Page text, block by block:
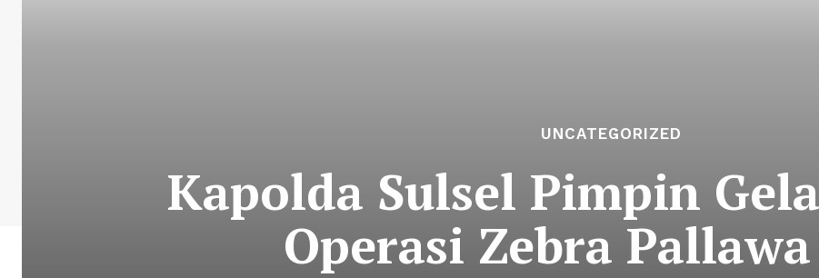
UNCATEGORIZED
Kapolda Sulsel Pimpin
Operasi Zebra